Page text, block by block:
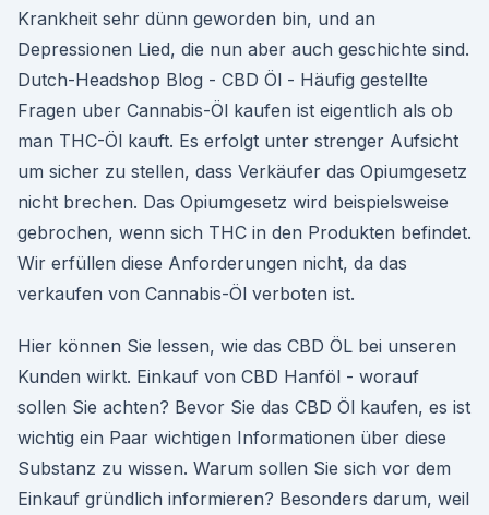
Krankheit sehr dünn geworden bin, und an
Depressionen Lied, die nun aber auch geschichte sind.
Dutch-Headshop Blog - CBD Öl - Häufig gestellte
Fragen uber Cannabis-Öl kaufen ist eigentlich als ob
man THC-Öl kauft. Es erfolgt unter strenger Aufsicht
um sicher zu stellen, dass Verkäufer das Opiumgesetz
nicht brechen. Das Opiumgesetz wird beispielsweise
gebrochen, wenn sich THC in den Produkten befindet.
Wir erfüllen diese Anforderungen nicht, da das
verkaufen von Cannabis-Öl verboten ist.
Hier können Sie lessen, wie das CBD ÖL bei unseren
Kunden wirkt. Einkauf von CBD Hanföl - worauf
sollen Sie achten? Bevor Sie das CBD Öl kaufen, es ist
wichtig ein Paar wichtigen Informationen über diese
Substanz zu wissen. Warum sollen Sie sich vor dem
Einkauf gründlich informieren? Besonders darum, weil